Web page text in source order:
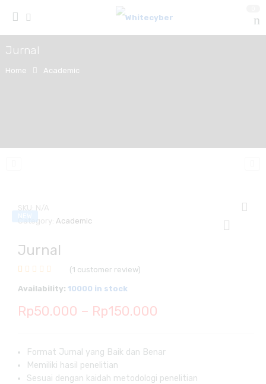
Jurnal
Home Academic
SKU: N/A
Category:Academic
Jurnal
of 5 based on
rating
(1 customer review)
Availability: 10000 in stock
Rp50.000 – Rp150.000
Rp50.000
through
Format Jurnal yang Baik dan Benar
Memiliki hasil penelitian
Sesuai dengan kaidah metodologi penelitian